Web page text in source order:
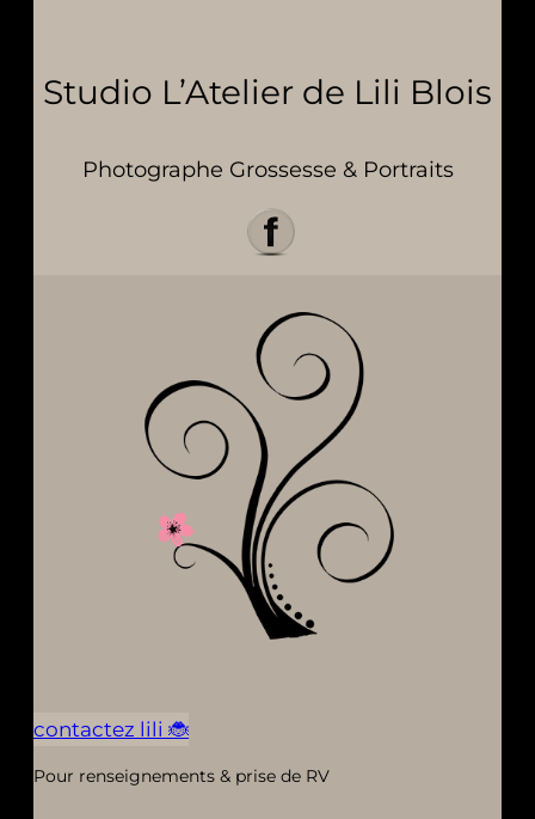
Studio L’Atelier de Lili Blois
Photographe Grossesse & Portraits
contactez lili 🐞
Pour renseignements & prise de RV